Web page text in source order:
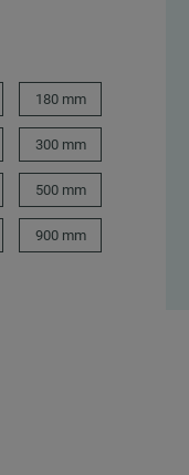
180 mm
300 mm
500 mm
900 mm